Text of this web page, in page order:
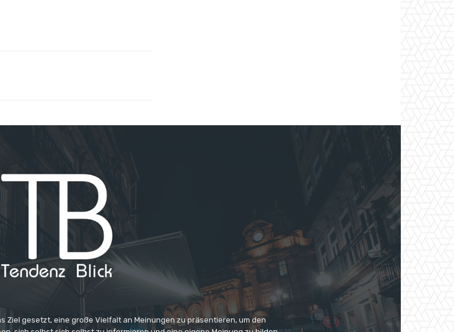
Ziel gesetzt, eine große Vielfalt an Meinungen zu präsentieren, um den